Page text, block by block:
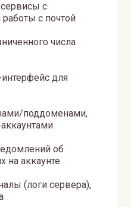
сервисы с
с почтой
числа
для
поддоменами,
об
на аккаунте
(логи сервера),